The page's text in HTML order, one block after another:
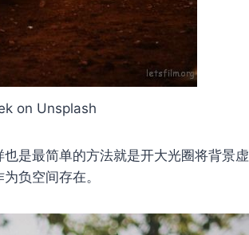
on Unsplash
是最简单的方法就是开大光圈将背景虚
负空间存在。